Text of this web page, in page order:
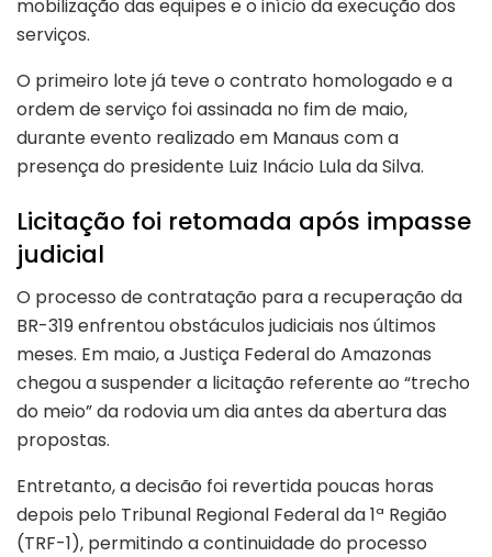
mobilização das equipes e o início da execução dos
serviços.
O primeiro lote já teve o contrato homologado e a
ordem de serviço foi assinada no fim de maio,
durante evento realizado em Manaus com a
presença do presidente Luiz Inácio Lula da Silva.
Licitação foi retomada após impasse
judicial
O processo de contratação para a recuperação da
BR-319 enfrentou obstáculos judiciais nos últimos
meses. Em maio, a Justiça Federal do Amazonas
chegou a suspender a licitação referente ao “trecho
do meio” da rodovia um dia antes da abertura das
propostas.
Entretanto, a decisão foi revertida poucas horas
depois pelo Tribunal Regional Federal da 1ª Região
(TRF-1), permitindo a continuidade do processo